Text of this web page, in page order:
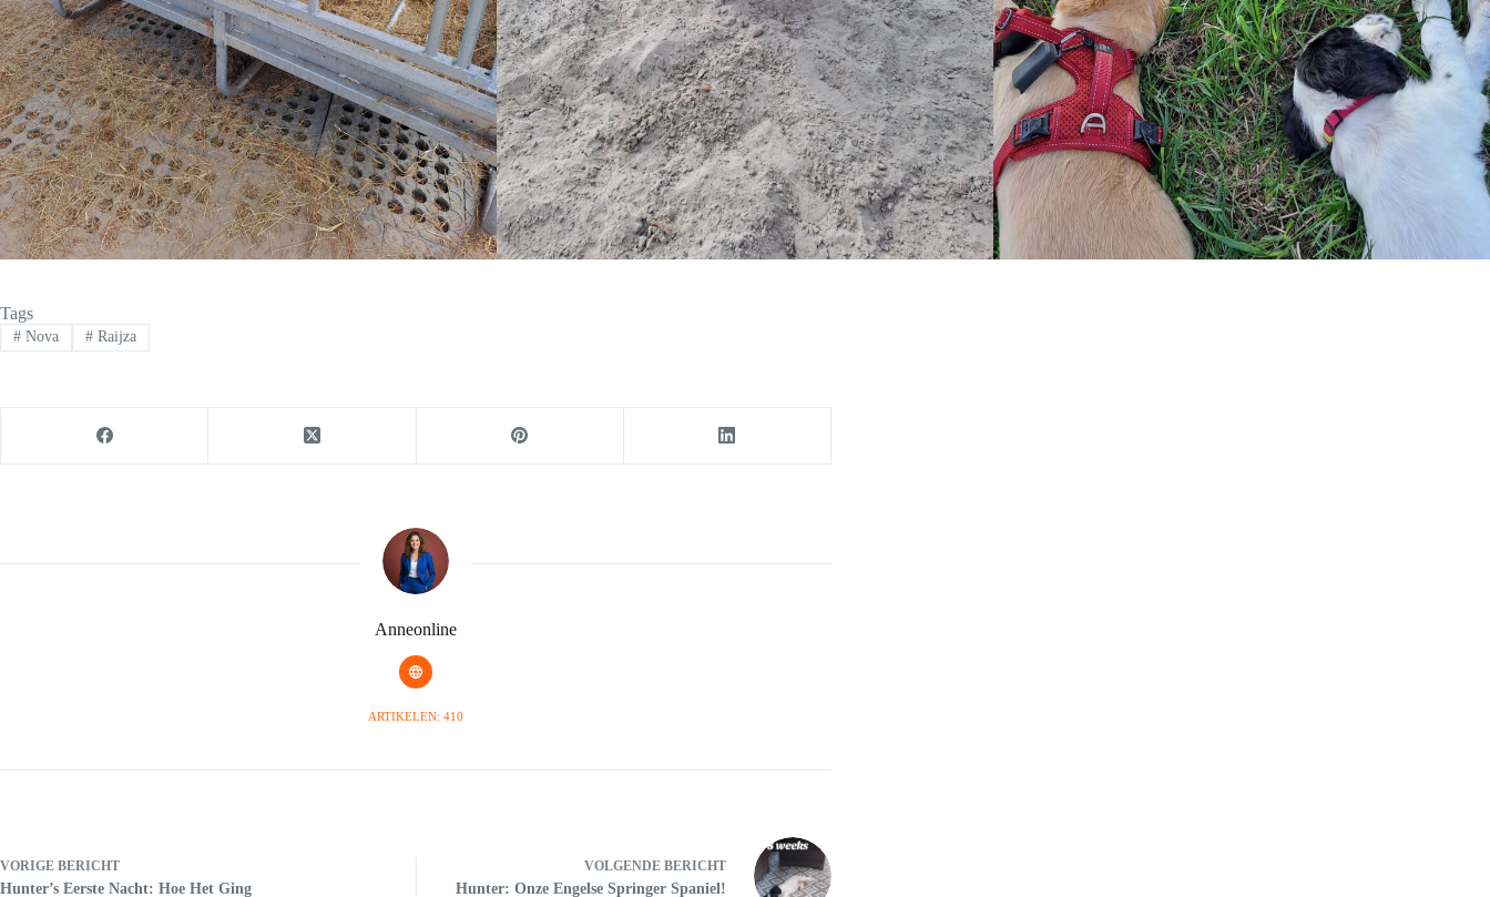
Tags
#Nova #Raijza
Anneonline
ARTIKELEN: 410
VORIGE BERICHT
Hunter’s Eerste Nacht: Hoe Het Ging
VOLGENDE BERICHT
Hunter: Onze Engelse Springer Spaniel!